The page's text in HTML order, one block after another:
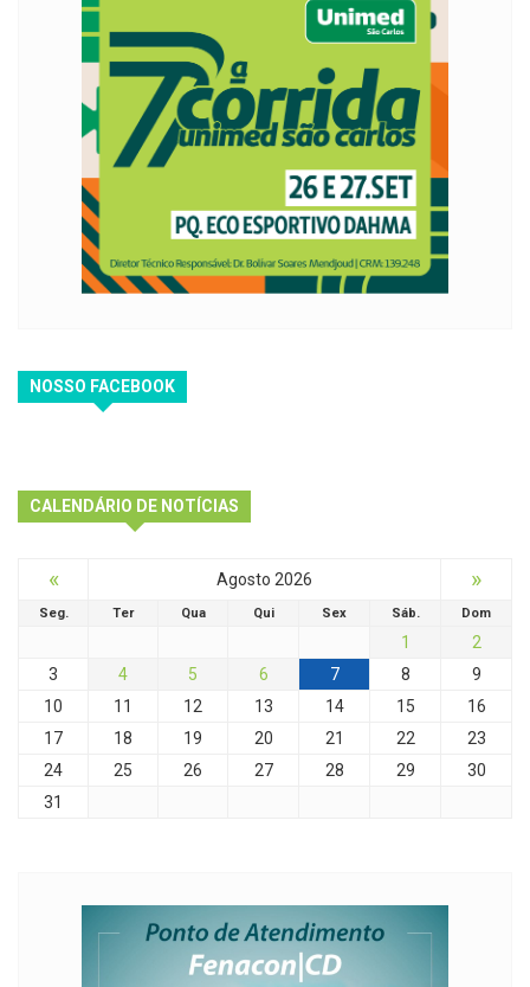
NOSSO FACEBOOK
CALENDÁRIO DE NOTÍCIAS
« Agosto 2026 »
Seg. Ter Qua Qui Sex Sáb. Dom
1
2
3
4 5 6 7 8
9
10
11 12 13 14 15
16
17
18 19 20 21 22
23
24
25 26 27 28 29
30
31